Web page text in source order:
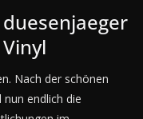
duesenjaeger
Vinyl
Nach der schönen
endlich die